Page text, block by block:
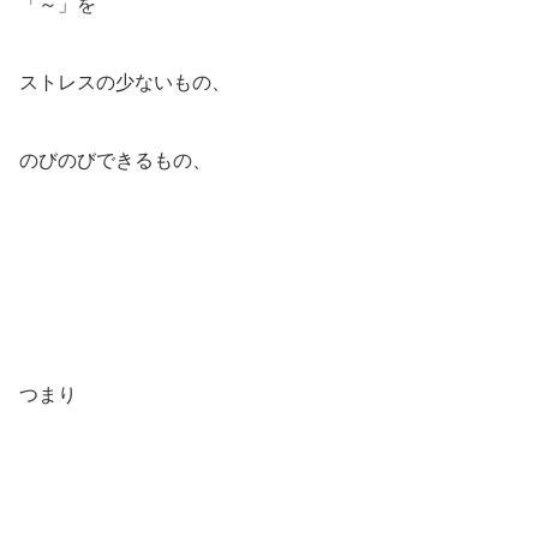
「～」を
ストレスの少ないもの、
のびのびできるもの、
つまり